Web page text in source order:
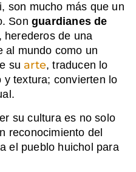
son mucho más que un
Son guardianes de
, herederos de una
al mundo como un
su arte, traducen lo
y textura; convierten lo
su cultura es no solo
reconocimiento del
el pueblo huichol para